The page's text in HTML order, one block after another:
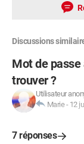
Discussions
Mot de
trouver ?
Utilisateur
Marie- 12
7 réponses